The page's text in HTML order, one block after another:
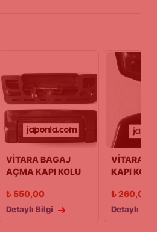
VİTARA BAGAJ
AÇMA KAPI KOLU
₺550,00
Detaylı Bilgi
VİTARA
KAPI
₺260,00
Detaylı